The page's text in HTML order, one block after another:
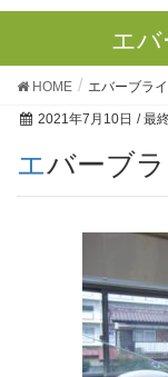
エバ
HOME エバーブラ
2021年7月10日 / 最
エバーブ